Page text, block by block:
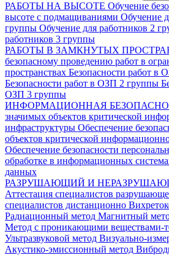
РАБОТЫ НА ВЫСОТЕ Обучение
высоте с подмащиваниями Обучение
группы Обучение для работников 2
работников 3 группы
РАБОТЫ В ЗАМКНУТЫХ
безопасному проведению работ в
пространствах Безопасности работ в
Безопасности работ в ОЗП 2 группы
ОЗП 3 группы
ИНФОРМАЦИОННАЯ
значимых объектов критической
инфраструктуры Обеспечение
объектов критической
Обеспечение безопасности
обработке в информационных
данных
РАЗРУШАЮЩИЙ И
Аттестация специалистов
специалистов дистанционно
Радиационный метод Магнитный
Метод с проникающими веществами-
Ультразвуковой метод Визуально-
Акустико-эмиссионный метод